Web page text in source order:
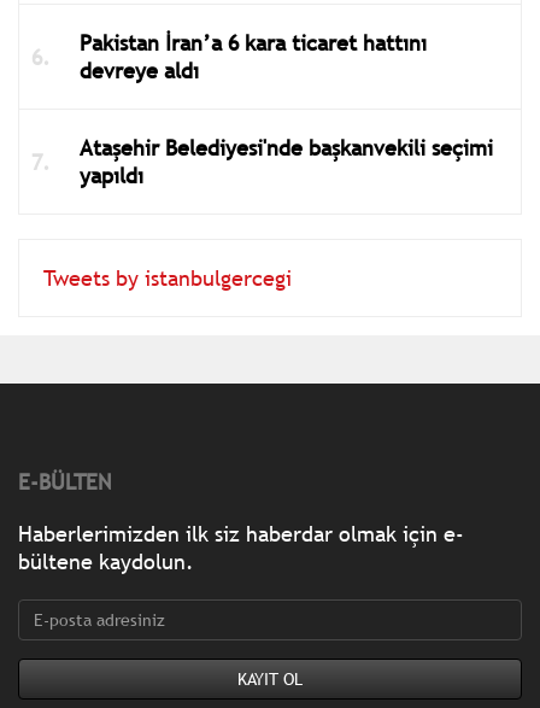
Pakistan İran’a 6 kara ticaret hattını
devreye aldı
Ataşehir Belediyesi'nde başkanvekili seçimi
yapıldı
Tweets by istanbulgercegi
E-BÜLTEN
Haberlerimizden ilk siz haberdar olmak için e-
bültene kaydolun.